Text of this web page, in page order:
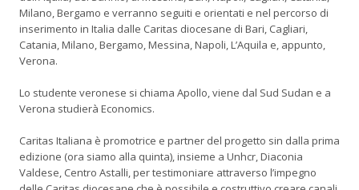
Milano, Bergamo e verranno seguiti e orientati e nel percorso di
inserimento in Italia dalle Caritas diocesane di Bari, Cagliari,
Catania, Milano, Bergamo, Messina, Napoli, L’Aquila e, appunto,
Verona.
Lo studente veronese si chiama Apollo, viene dal Sud Sudan e a
Verona studierà Economics.
Caritas Italiana è promotrice e partner del progetto sin dalla prima
edizione (ora siamo alla quinta), insieme a Unhcr, Diaconia
Valdese, Centro Astalli, per testimoniare attraverso l’impegno